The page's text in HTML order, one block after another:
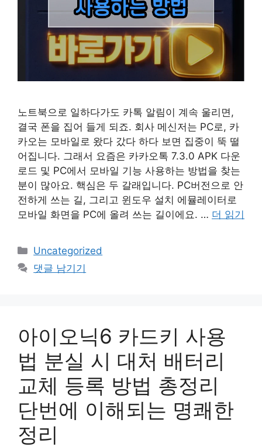
노트북으로 일하다가도 카톡 알림이 계속 울리면,
결국 폰을 집어 들게 되죠. 회사 메신저는 PC로, 카
카오는 모바일로 왔다 갔다 하다 보면 집중이 뚝 떨
어집니다. 그래서 요즘은 카카오톡 7.3.0 APK 다운
로드 및 PC에서 모바일 기능 사용하는 방법을 찾는
분이 많아요. 핵심은 두 갈래입니다. PC버전으로 안
전하게 쓰는 길, 그리고 윈도우 설치 에뮬레이터로
모바일 화면을 PC에 올려 쓰는 길이에요. … 더 읽기
카
테
Uncategorized
댓글 남기기
아이오닉6 카드키 사용
법 분실 시 대처 배터리
교체 등록 방법 총정리
단번에 이해되는 명쾌한
정리